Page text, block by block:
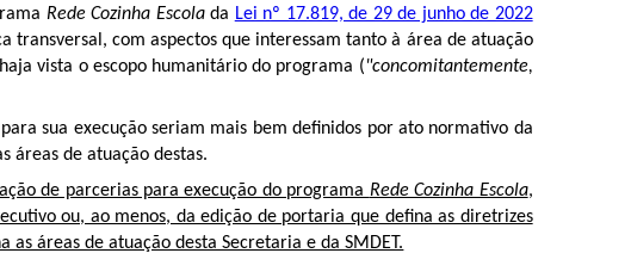
Rede Cozinha Escolada Lei nº 17.819, de 29 de junho de 2022
com aspectos que interessam tanto à área de atuação
vista o escopo humanitário do programa ("concomitantemente,
sua execução seriam mais bem definidos por ato normativo da
áreas de atuação destas.
de parcerias para execução do programa Rede Cozinha Escola,
ou, ao menos, da edição de portaria que defina as diretrizes
áreas de atuação desta Secretaria e da SMDET.